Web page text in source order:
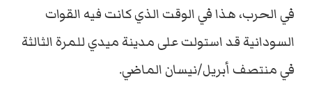
في الحرب، هذا في الوقت الذي كانت فيه القوات
السودانية قد استولت على مدينة ميدي للمرة الثالثة
في منتصف أبريل/نيسان الماضي.